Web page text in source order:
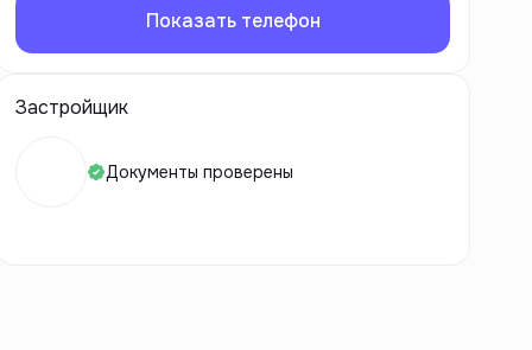
Показать телефон
Застройщик
Документы проверены